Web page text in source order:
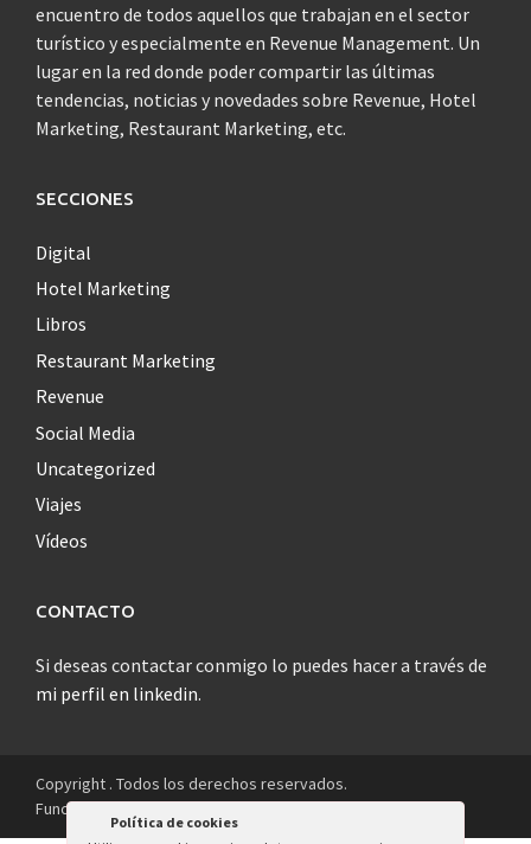
encuentro de todos aquellos que trabajan en el sector
turístico y especialmente en Revenue Management. Un
lugar en la red donde poder compartir las últimas
tendencias, noticias y novedades sobre Revenue, Hotel
Marketing, Restaurant Marketing, etc.
SECCIONES
Digital
Hotel Marketing
Libros
Restaurant Marketing
Revenue
Social Media
Uncategorized
Viajes
Vídeos
CONTACTO
Si deseas contactar conmigo lo puedes hacer a través de
mi perfil en linkedin.
Copyright . Todos los derechos reservados.
Funciona conWordPress.|Tema: Awaken porThemezHut.
Política de cookies